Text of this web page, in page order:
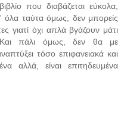
που διαβάζεται εύκολα,
όλα ταύτα όμως, δεν μπορείς
γιατί όχι απλά βγάζουν μάτι
Και πάλι όμως, δεν θα με
τόσο επιφανειακά και
αλλά, είναι επιτηδευμένα